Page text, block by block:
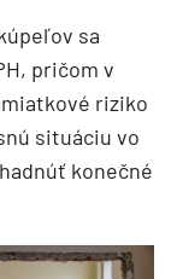
sa
pričom v
riziko
situáciu vo
konečné